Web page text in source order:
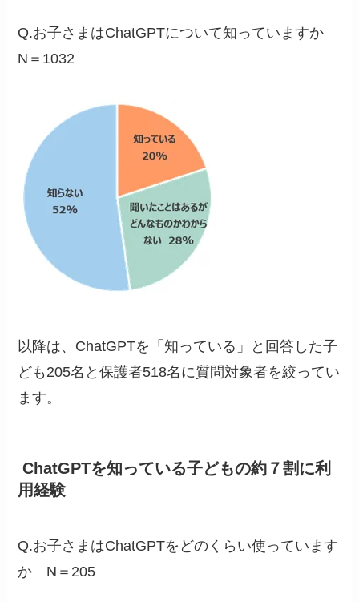
Q.お子さまはChatGPTについて知っていますか
N＝1032
以降は、ChatGPTを「知っている」と回答した子
ども205名と保護者518名に質問対象者を絞ってい
ます。
ChatGPTを知っている子どもの約７割に利
用経験
Q.お子さまはChatGPTをどのくらい使っています
か N＝205